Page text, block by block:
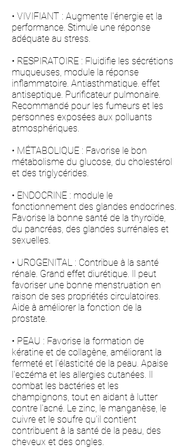
• VIVIFIANT : Augmente l'énergie et la
performance. Stimule une réponse
adéquate au stress.
• RESPIRATOIRE : Fluidifie les sécrétions
muqueuses, module la réponse
inflammatoire. Antiasthmatique. effet
antiseptique. Purificateur pulmonaire.
Recommandé pour les fumeurs et les
personnes exposées aux polluants
atmosphériques.
• MÉTABOLIQUE : Favorise le bon
métabolisme du glucose, du cholestérol
et des triglycérides.
• ENDOCRINE : module le
fonctionnement des glandes endocrines.
Favorise la bonne santé de la thyroïde,
du pancréas, des glandes surrénales et
sexuelles.
• UROGENITAL : Contribue à la santé
rénale. Grand effet diurétique. Il peut
favoriser une bonne menstruation en
raison de ses propriétés circulatoires.
Aide à améliorer la fonction de la
prostate.
• PEAU : Favorise la formation de
kératine et de collagène, améliorant la
fermeté et l'élasticité de la peau. Apaise
l'eczéma et les allergies cutanées. Il
combat les bactéries et les
champignons, tout en aidant à lutter
contre l'acné. Le zinc, le manganèse, le
cuivre et le soufre qu'il contient
contribuent à la santé de la peau, des
cheveux et des ongles.